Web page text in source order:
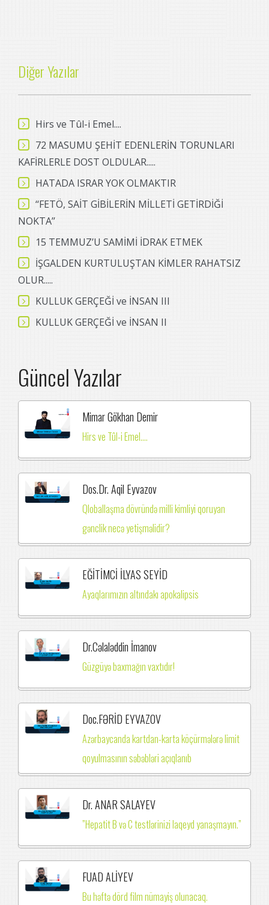
Diğer Yazılar
Hirs ve Tûl-i Emel....
72 MASUMU ŞEHİT EDENLERİN TORUNLARI
KAFİRLERLE DOST OLDULAR.....
HATADA ISRAR YOK OLMAKTIR
‘‘FETÖ, SAİT GİBİLERİN MİLLETİ GETİRDİĞİ
NOKTA’’
15 TEMMUZ’U SAMİMİ İDRAK ETMEK
İŞGALDEN KURTULUŞTAN KİMLER RAHATSIZ
OLUR.....
KULLUK GERÇEĞİ ve İNSAN III
KULLUK GERÇEĞİ ve İNSAN II
Güncel Yazılar
Mimar Gökhan Demir
Hirs ve Tûl-i Emel....
Dos.Dr. Aqil Eyvazov
Qloballaşma dövründə milli kimliyi qoruyan
gənclik necə yetişməlidir?
EĞİTİMCİ İLYAS SEYİD
Ayaqlarımızın altındakı apokalipsis
Dr.Cəlaləddin İmanov
Güzgüyə baxmağın vaxtıdır!
Doc.FƏRİD EYVAZOV
Azərbaycanda kartdan-karta köçürmələrə limit
qoyulmasının səbəbləri açıqlanıb
Dr. ANAR SALAYEV
”Hepatit B və C testlərinizi laqeyd yanaşmayın.”
FUAD ALİYEV
Bu həftə dörd film nümayiş olunacaq.